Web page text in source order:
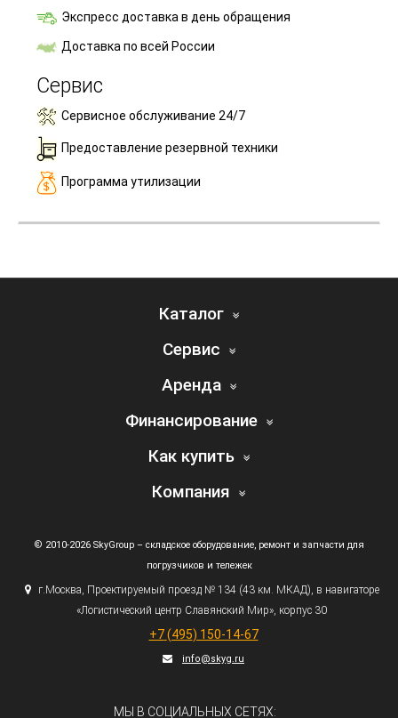
Экспресс доставка в день обращения
Доставка по всей России
Сервис
Сервисное обслуживание 24/7
Предоставление резервной техники
Программа утилизации
Каталог
Сервис
Аренда
Финансирование
Как купить
Компания
© 2010-2026 SkyGroup – складское оборудование, ремонт и запчасти для
погрузчиков и тележек
г. Москва, Проектируемый проезд № 134 (43км. МКАД), в навигаторе
«Логистический центр Славянский Мир», корпус 30
+7 (495) 150-14-67
info@skyg.ru
МЫ В СОЦИАЛЬНЫХ СЕТЯХ: